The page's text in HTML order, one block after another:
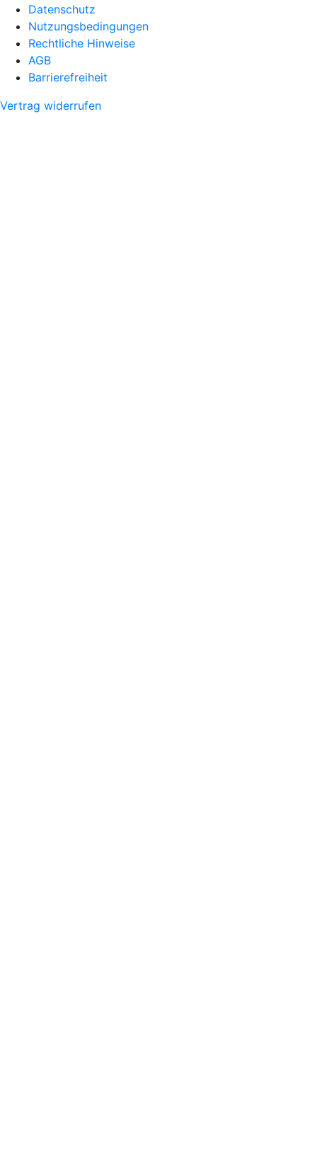
Datenschutz
Nutzungsbedingungen
Rechtliche Hinweise
AGB
Barrierefreiheit
Vertrag widerrufen